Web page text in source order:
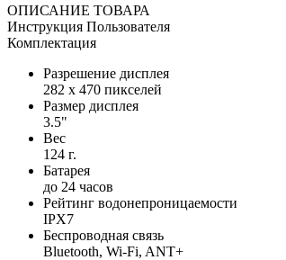
ОПИСАНИЕ ТОВАРА
Инструкция Пользователя
Комплектация
Разрешение дисплея
282 x 470 пикселей
Размер дисплея
3.5"
Вес
124 г.
Батарея
до 24 часов
Рейтинг водонепроницаемости
IPX7
Беспроводная связь
Bluetooth, Wi-Fi, ANT+